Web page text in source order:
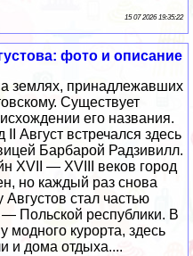
15 07 2026 19:35:22
фото и описание
землях, принадлежавших
Существует
его названия.
Август встречался здесь
Барбарой Радзивилл.
XVII — XVIII веков город
но каждый раз снова
стал частью
Польской республики. В
модного курорта, здесь
и дома отдыха....